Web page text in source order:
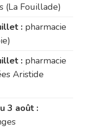
(La Fouillade)
: pharmacie
: pharmacie
Aristide
3 août :